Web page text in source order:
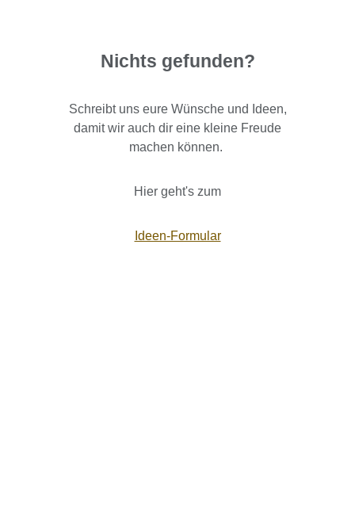
Nichts gefunden?
Schreibt uns eure Wünsche und Ideen,
damit wir auch dir eine kleine Freude
machen können.
Hier geht's zum
Ideen-Formular